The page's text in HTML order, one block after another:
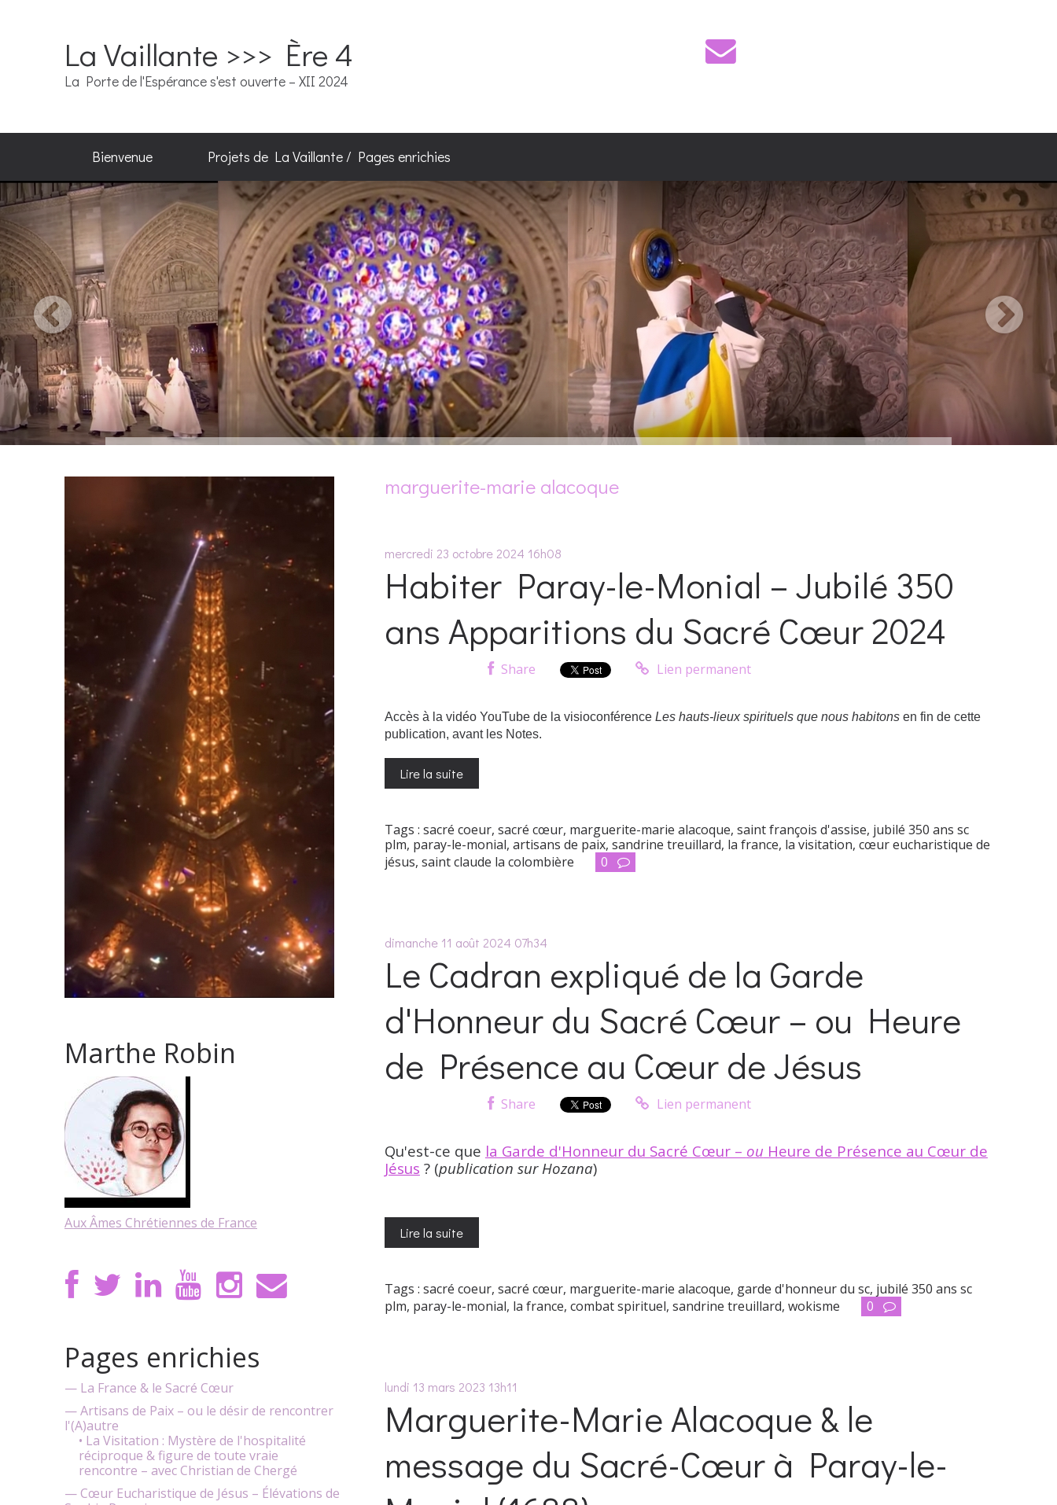
La Vaillante >>> Ère 4
La Porte de l'Espérance s'est ouverte – XII 2024
Bienvenue Projets de La Vaillante / Pages enrichies
Marthe Robin
Aux Âmes Chrétiennes de France
Pages enrichies
— La France & le Sacré Cœur
— Artisans de Paix – ou le désir de rencontrer
l'(A)autre
• La Visitation : Mystère de l'hospitalité
réciproque & figure de toute vraie
rencontre – avec Christian de Chergé
— Cœur Eucharistique de Jésus – Élévations de
marguerite-marie alacoque
mercredi 23 octobre 2024 16h08
Habiter Paray-le-Monial – Jubilé 350
ans Apparitions du Sacré Cœur 2024
Share Lien permanent
Accès à la vidéo YouTube de la visioconférence Les hauts-lieux spirituels que nous habitonsen fin de cette
publication, avant les Notes.
Lire la suite
Tags : sacré coeur, sacré cœur, marguerite-marie alacoque, saint françois d'assise, jubilé 350 ans sc
plm, paray-le-monial, artisans de paix, sandrine treuillard, la france, la visitation, cœur eucharistique de
jésus, saint claude la colombière 0
dimanche 11 août 2024 07h34
Le Cadran expliqué de la Garde
d'Honneur du Sacré Cœur – ou Heure
de Présence au Cœur de Jésus
Share Lien permanent
Qu'est-ce que la Garde d'Honneur du Sacré Cœur – ou Heure de Présence au Cœur de
Jésus ? (publication sur Hozana)
Lire la suite
Tags : sacré coeur, sacré cœur, marguerite-marie alacoque, garde d'honneur du sc, jubilé 350 ans sc
plm, paray-le-monial, la france, combat spirituel, sandrine treuillard, wokisme 0
lundi 13 mars 2023 13h11
Marguerite-Marie Alacoque & le
message du Sacré-Cœur à Paray-le-